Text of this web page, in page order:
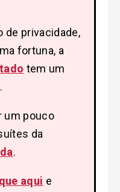
de privacidade,
fortuna, a
tem um
um pouco
da
.
aqui e